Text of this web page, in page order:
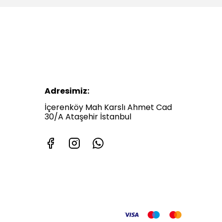
Adresimiz:
İçerenköy Mah Karslı Ahmet Cad
30/A Ataşehir İstanbul